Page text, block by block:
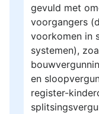
gevuld met
voorgangers
voorkomen in
systemen),
en
register-